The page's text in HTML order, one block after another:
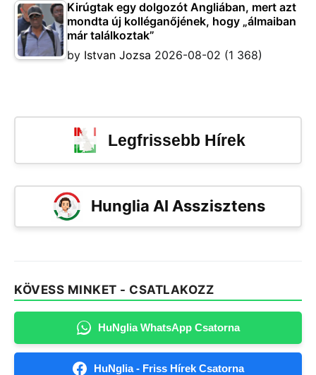
Kirúgtak egy dolgozót Angliában, mert azt
mondta új kolléganőjének, hogy „álmaiban
már találkoztak”
by Istvan Jozsa 2026-08-02 (1 368)
Legfrissebb Hírek
Hunglia AI Asszisztens
KÖVESS MINKET - CSATLAKOZZ
HuNglia WhatsApp Csatorna
HuNglia - Friss Hírek Csatorna